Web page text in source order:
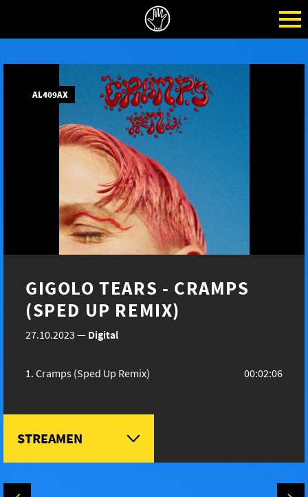
AL409AX
GIGOLO TEARS - CRAMPS
(SPED UP REMIX)
27.10.2023 — Digital
Cramps (Sped Up Remix) 00:02:06
STREAMEN